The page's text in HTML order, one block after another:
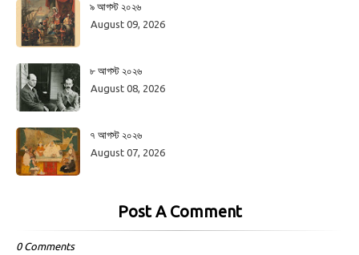
৯ আগস্ট ২০২৬
August 09, 2026
৮ আগস্ট ২০২৬
August 08, 2026
৭ আগস্ট ২০২৬
August 07, 2026
Post A Comment
0 Comments